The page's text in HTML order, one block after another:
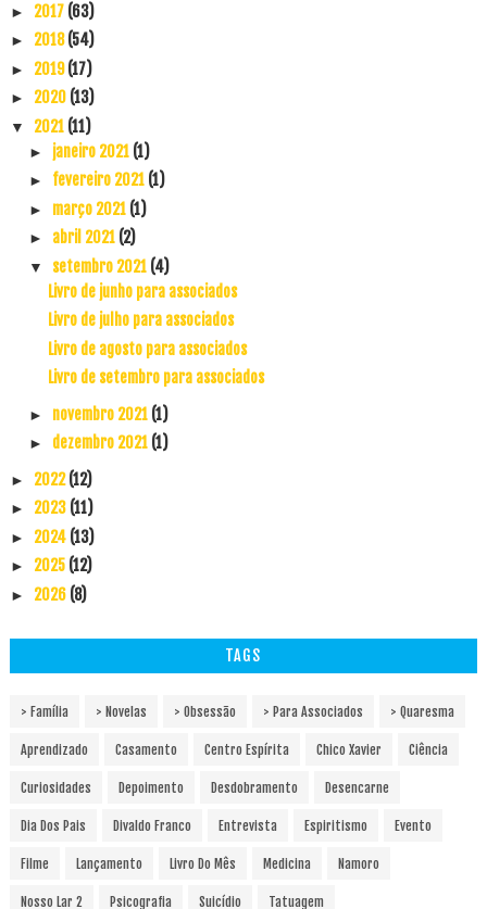
► 2017 (63)
► 2018(54)
► 2019(17)
► 2020 (13)
▼ 2021 (11)
► janeiro 2021 (1)
► fevereiro 2021 (1)
► março 2021 (1)
► abril 2021 (2)
▼ setembro 2021 (4)
Livro de junho para associados
Livro de julho para associados
Livro de agosto para associados
Livro de setembro para associados
► novembro 2021 (1)
► dezembro 2021 (1)
► 2022(12)
► 2023 (11)
► 2024 (13)
► 2025 (12)
► 2026 (8)
TAGS
> Família > Novelas > Obsessão > Para Associados > Quaresma
Aprendizado Casamento Centro Espírita Chico Xavier Ciência
Curiosidades Depoimento Desdobramento Desencarne
Dia Dos Pais Divaldo Franco Entrevista Espiritismo Evento
Filme Lançamento Livro Do Mês Medicina Namoro
Nosso Lar 2 Psicografia Suicídio Tatuagem